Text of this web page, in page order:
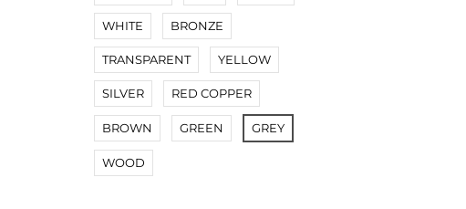
WHITE BRONZE
TRANSPARENT YELLOW
SILVER RED COPPER
BROWN GREEN GREY
WOOD